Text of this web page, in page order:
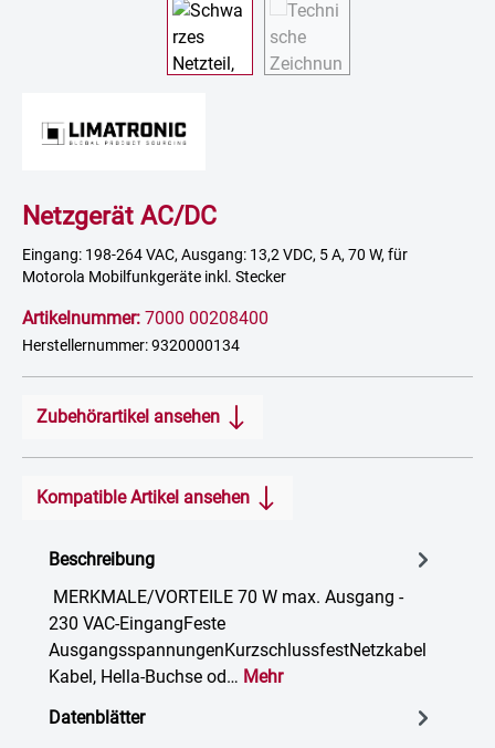
Netzgerät AC/DC
Eingang: 198-264 VAC, Ausgang: 13,2 VDC, 5 A, 70 W, für
Motorola Mobilfunkgeräte inkl. Stecker
Artikelnummer: 7000 00208400
Herstellernummer: 9320000134
Zubehörartikel ansehen
Kompatible Artikel ansehen
Beschreibung
MERKMALE/VORTEILE 70 W max. Ausgang -
230 VAC-EingangFeste
AusgangsspannungenKurzschlussfestNetzkabel
Kabel, Hella-Buchse od… Mehr
Datenblätter